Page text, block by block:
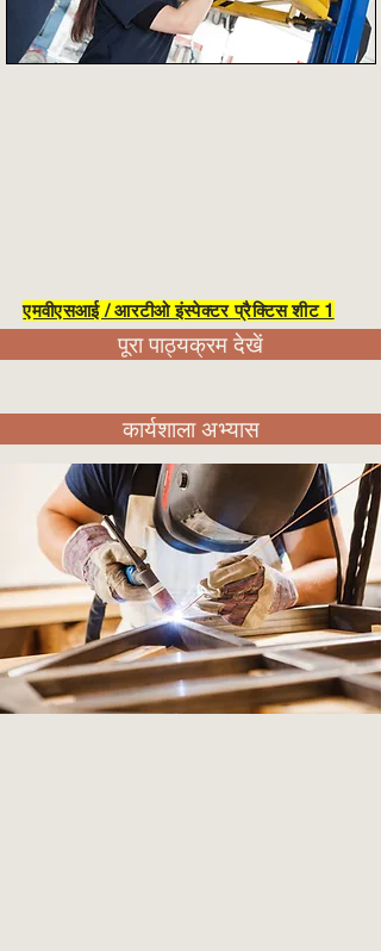
एमवीएसआई / आरटीओ इंस्पेक्टर प्रैक्टिस शीट 1
पूरा पाठ्यक्रम देखें
कार्यशाला अभ्यास